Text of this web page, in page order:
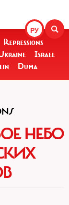
РУ
Repressions
Israel
Duma
НЕБО